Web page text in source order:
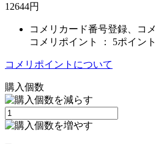
12644円
コメリカード番号登録、コ
コメリポイント ： 5ポイン
コメリポイントについて
購入個数